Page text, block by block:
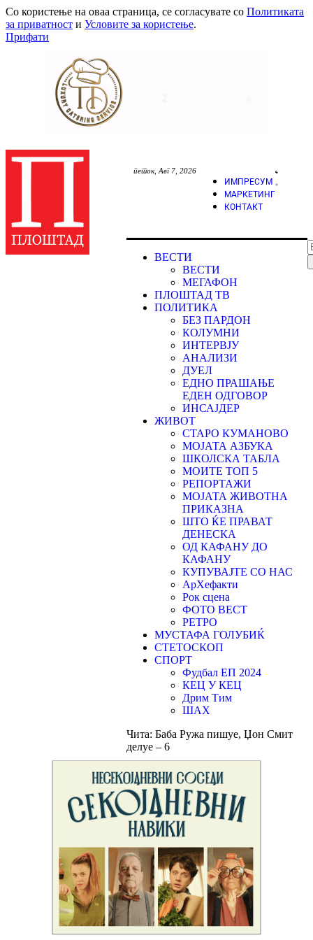
Со користење на оваа страница, се согласувате со Политиката
за приватност и Условите за користење.
Прифати
петок, Авг 7, 2026
ИМПРЕСУМ
МАРКЕТИНГ
КОНТАКТ
ВЕСТИ
ВЕСТИ
МЕГАФОН
ПЛОШТАД ТВ
ПОЛИТИКА
БЕЗ ПАРДОН
КОЛУМНИ
ИНТЕРВЈУ
АНАЛИЗИ
ДУЕЛ
ЕДНО ПРАШАЊЕ
ЕДЕН ОДГОВОР
ИНСАЈДЕР
ЖИВОТ
СТАРО КУМАНОВО
МОЈАТА АЗБУКА
ШКОЛСКА ТАБЛА
МОИТЕ ТОП 5
РЕПОРТАЖИ
МОЈАТА ЖИВОТНА
ПРИКАЗНА
ШТО ЌЕ ПРАВАТ
ДЕНЕСКА
ОД КАФАНУ ДО
КАФАНУ
КУПУВАЈТЕ СО НАС
АрХефакти
Рок сцена
ФОТО ВЕСТ
РЕТРО
МУСТАФА ГОЛУБИЌ
СТЕТОСКОП
СПОРТ
Фудбал ЕП 2024
КЕЦ У КЕЦ
Дрим Тим
ШАХ
Чита: Баба Ружа пишуе, Џон Смит
делуе – 6